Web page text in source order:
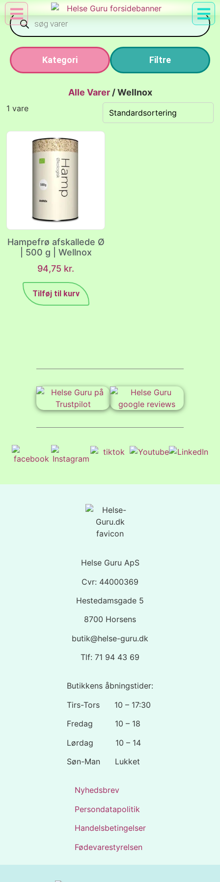
Kategori Filtre
Alle Varer /Wellnox
1 vare
Hampefrø afskallede Ø
| 500 g | Wellnox
94,75 kr.
Tilføj til kurv
Helse Guru ApS
Cvr: 44000369
Hestedamsgade 5
8700 Horsens
butik@helse-guru.dk
Tlf: 71 94 43 69
Butikkens åbningstider:
Tirs-Tors 10 – 17:30
Fredag 10 – 18
Lørdag 10 – 14
Søn-Man Lukket
Nyhedsbrev
Persondatapolitik
Handelsbetingelser
Fødevarestyrelsen